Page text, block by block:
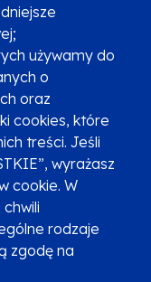
używamy do
o
oraz
cookies, które
treści. Jeśli
wyrażasz
cookie. W
rodzaje
zgodę na